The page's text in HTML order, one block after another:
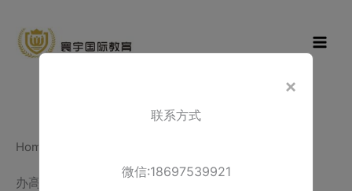
content
育
Home
办高中毕业证
×
联系方式
微信:18697539921